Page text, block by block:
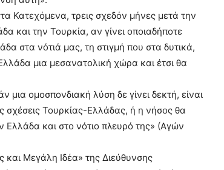
Κατεχόμενα, τρεις σχεδόν μήνες μετά την
και την Τουρκία, αν γίνει οποιαδήποτε
στα νότιά μας, τη στιγμή που στα δυτικά,
μια μεσανατολική χώρα και έτσι θα
μια ομοσπονδιακή λύση δε γίνει δεκτή, είναι
σχέσεις Τουρκίας-Ελλάδας, ή η νήσος θα
Ελλάδα και στο νότιο πλευρό της» (Αγών
Μεγάλη Ιδέα» της Διεύθυνσης